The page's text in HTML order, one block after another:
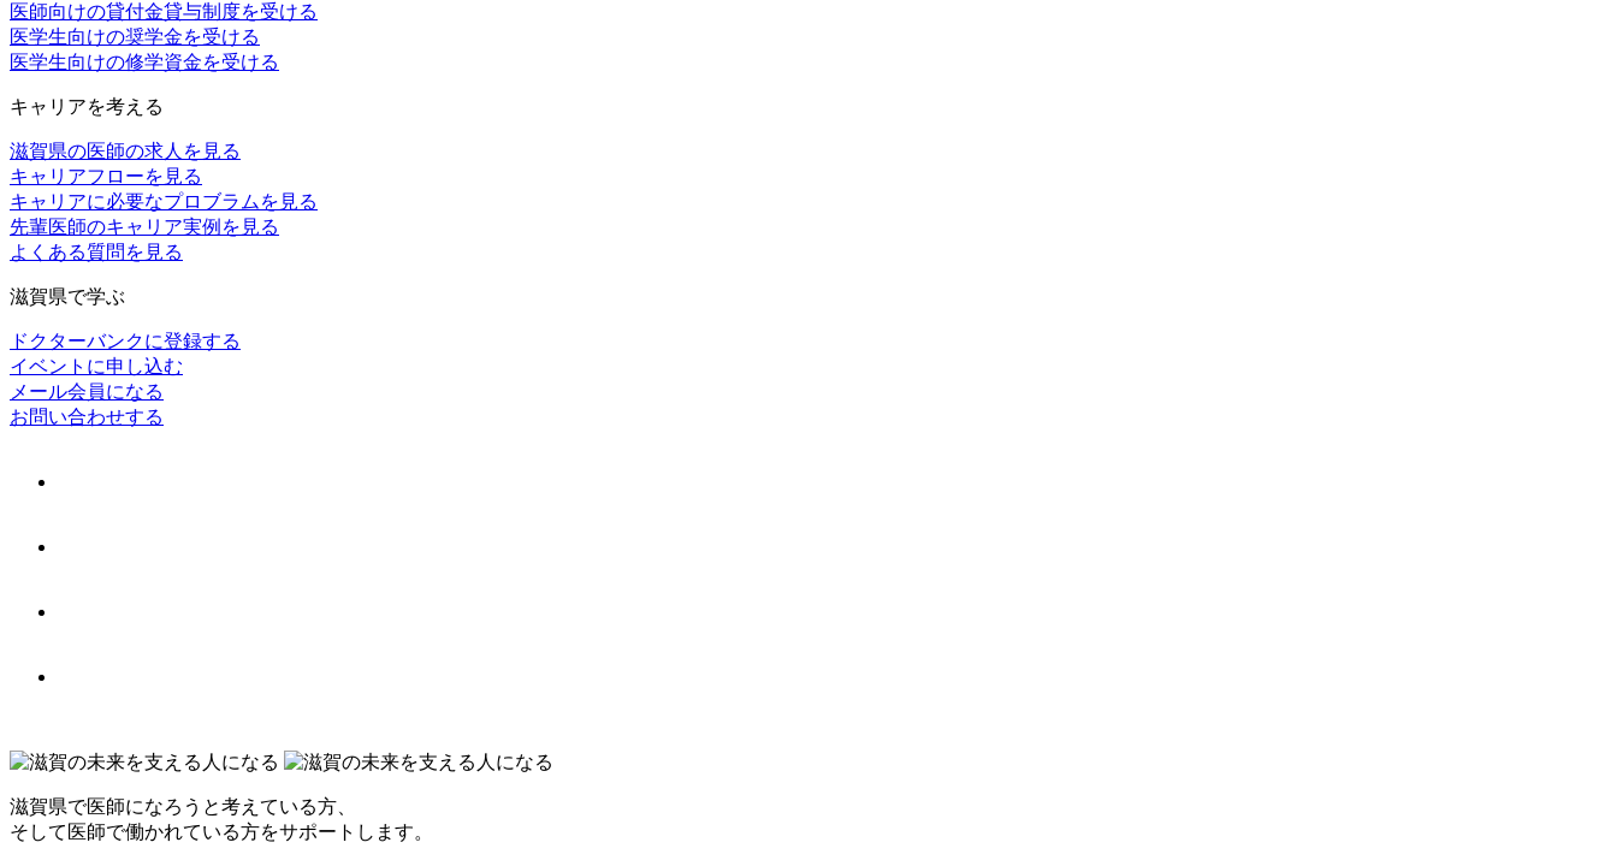
医師向けの貸付金貸与制度を受ける
医学生向けの奨学金を受ける
医学生向けの修学資金を受ける
キャリアを考える
滋賀県の医師の求人を見る
キャリアフローを見る
キャリアに必要なプロブラムを見る
先輩医師のキャリア実例を見る
よくある質問を見る
滋賀県で学ぶ
ドクターバンクに登録する
イベントに申し込む
メール会員になる
お問い合わせする
滋賀県で医師になろうと考えている方、
そして医師で働かれている方をサポートします。